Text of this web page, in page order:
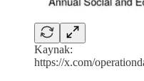
Kaynak:
https://x.com/